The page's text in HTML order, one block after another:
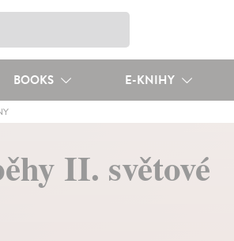
BOOKS E-KNIHY
II. světové